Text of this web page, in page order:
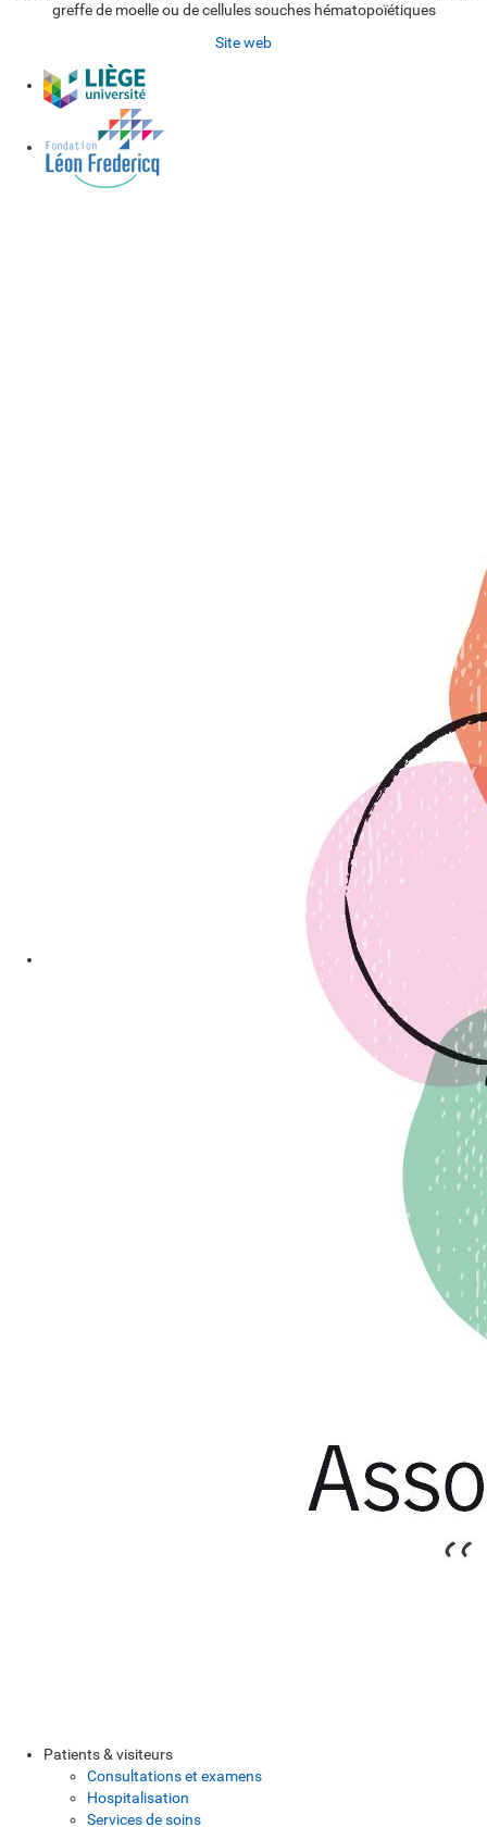
greffe de moelle ou de cellules souches hématopoïétiques
Site web
Patients & visiteurs
Consultations et examens
Hospitalisation
Services de soins